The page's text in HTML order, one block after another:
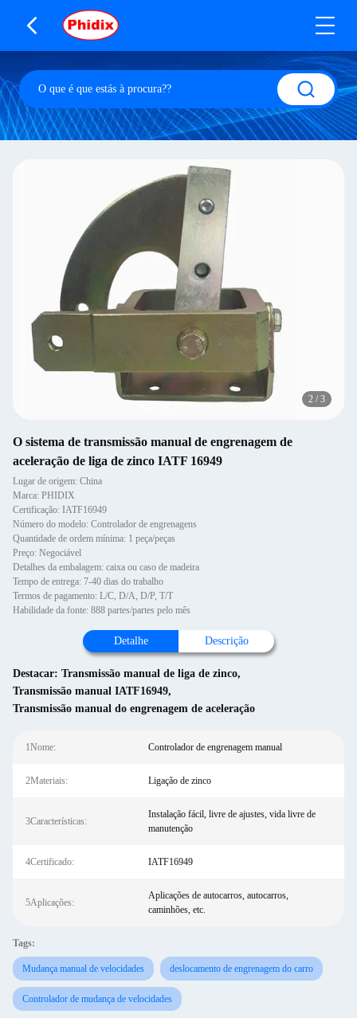
2 / 3
O sistema de transmissão manual de engrenagem de
aceleração de liga de zinco IATF 16949
Lugar de origem: China
Marca: PHIDIX
Certificação: IATF16949
Número do modelo: Controlador de engrenagens
Quantidade de ordem mínima: 1 peça/peças
Preço: Negociável
Detalhes da embalagem: caixa ou caso de madeira
Tempo de entrega: 7-40 dias do trabalho
Termos de pagamento: L/C, D/A, D/P, T/T
Habilidade da fonte: 888 partes/partes pelo mês
Detalhe Descrição
Destacar: Transmissão manual de liga de zinco,
Transmissão manual IATF16949,
Transmissão manual do engrenagem de aceleração
1Nome: Controlador de engrenagem manual
2Materiais: Ligação de zinco
3Características:
Instalação fácil, livre de ajustes, vida livre de
manutenção
4Certificado: IATF16949
5Aplicações:
Aplicações de autocarros, autocarros,
caminhões, etc.
Tags:
Mudança manual de velocidades deslocamento de engrenagem do carro
Controlador de mudança de velocidades